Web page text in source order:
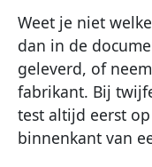
Weet je niet
dan in de
geleverd, of
fabrikant. Bij
test altijd eerst
binnenkant van